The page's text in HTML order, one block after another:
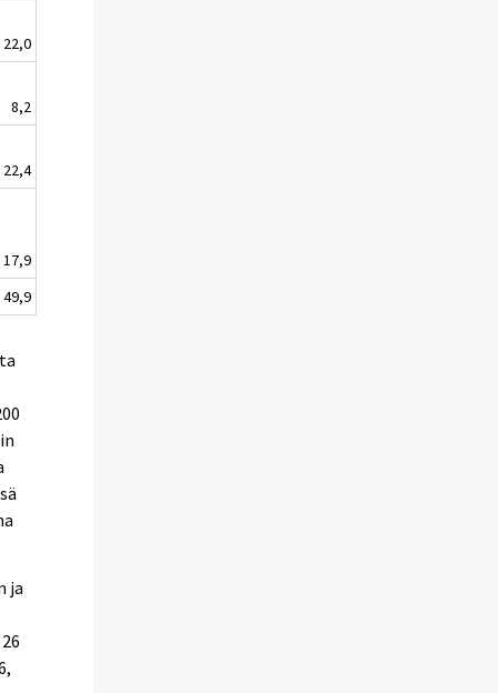
22,0
8,2
22,4
17,9
49,9
ja